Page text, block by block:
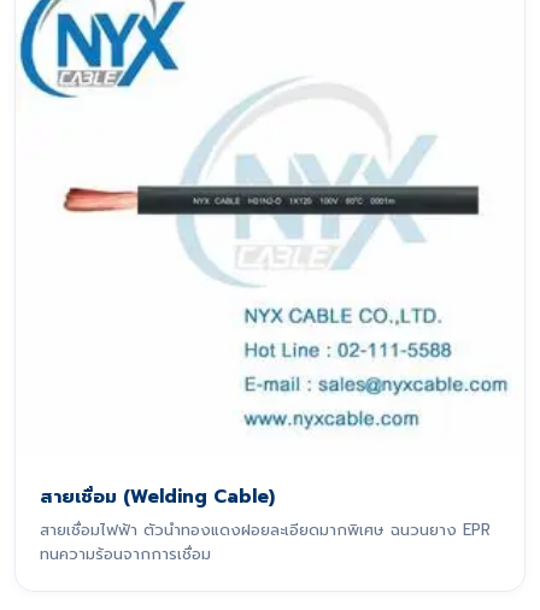
สายเชื่อม (Welding Cable)
สายเชื่อมไฟฟ้า ตัวนำทองแดงฝอยละเอียดมากพิเศษ ฉนวนยาง EPR
ทนความร้อนจากการเชื่อม